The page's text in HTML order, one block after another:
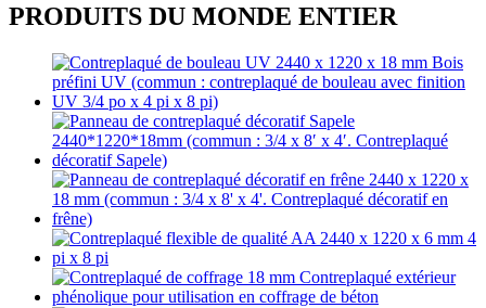
PRODUITS DU MONDE ENTIER